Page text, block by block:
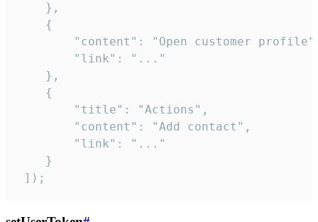
    },
    {
"content": "Open customer
        "link": "..."
    },
    {
        "title": "Actions",
        "content": "Add contact",
        "link": "..."
    }
]);